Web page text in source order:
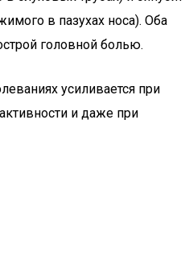
в пазухах носа). Оба
головной болью.
усиливается при
и даже при